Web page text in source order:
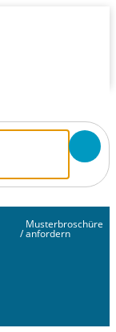
/
Musterbroschüre
anfordern